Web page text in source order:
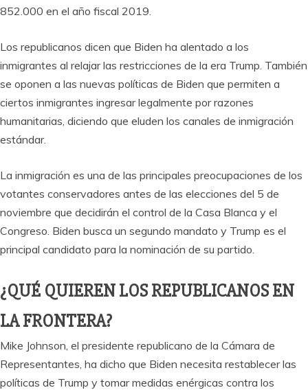
852.000 en el año fiscal 2019.
Los republicanos dicen que Biden ha alentado a los
inmigrantes al relajar las restricciones de la era Trump. También
se oponen a las nuevas políticas de Biden que permiten a
ciertos inmigrantes ingresar legalmente por razones
humanitarias, diciendo que eluden los canales de inmigración
estándar.
La inmigración es una de las principales preocupaciones de los
votantes conservadores antes de las elecciones del 5 de
noviembre que decidirán el control de la Casa Blanca y el
Congreso. Biden busca un segundo mandato y Trump es el
principal candidato para la nominación de su partido.
¿QUÉ QUIEREN LOS REPUBLICANOS EN
LA FRONTERA?
Mike Johnson, el presidente republicano de la Cámara de
Representantes, ha dicho que Biden necesita restablecer las
políticas de Trump y tomar medidas enérgicas contra los